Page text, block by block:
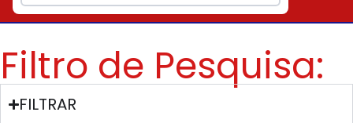
Filtro de Pesquisa:
FILTRAR